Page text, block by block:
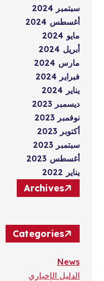
سبتمبر 2024
أغسطس 2024
مايو 2024
أبريل 2024
مارس 2024
فبراير 2024
يناير 2024
ديسمبر 2023
نوفمبر 2023
أكتوبر 2023
سبتمبر 2023
أغسطس 2023
يناير 2022
Archives
Categories
News
الدليل الإخباري